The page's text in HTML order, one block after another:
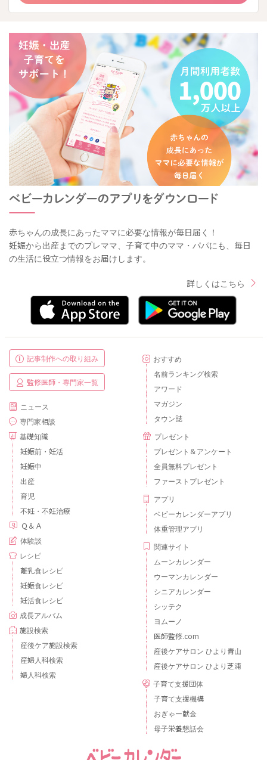
赤ちゃんの成長にあったママに必要な情報が毎日届く！
妊娠から出産までのプレママ、子育て中のママ・パパにも、毎日
の生活に役立つ情報をお届けします。
詳しくはこちら
記事制作への取り組み
監修医師・専門家一覧
ニュース
専門家相談
基礎知識
妊娠前・妊活
妊娠中
出産
育児
不妊・不妊治療
Ｑ＆Ａ
体験談
レシピ
離乳食レシピ
妊娠食レシピ
妊活食レシピ
成長アルバム
施設検索
産後ケア施設検索
産婦人科検索
婦人科検索
おすすめ
名前ランキング検索
アワード
マガジン
タウン誌
プレゼント
プレゼント＆アンケート
全員無料プレゼント
ファーストプレゼント
アプリ
ベビーカレンダーアプリ
体重管理アプリ
関連サイト
ムーンカレンダー
ウーマンカレンダー
シニアカレンダー
シッテク
ヨムーノ
医師監修.com
産後ケアサロン ひより青山
産後ケアサロン ひより芝浦
子育て支援団体
子育て支援機構
おぎゃー献金
母子栄養懇話会